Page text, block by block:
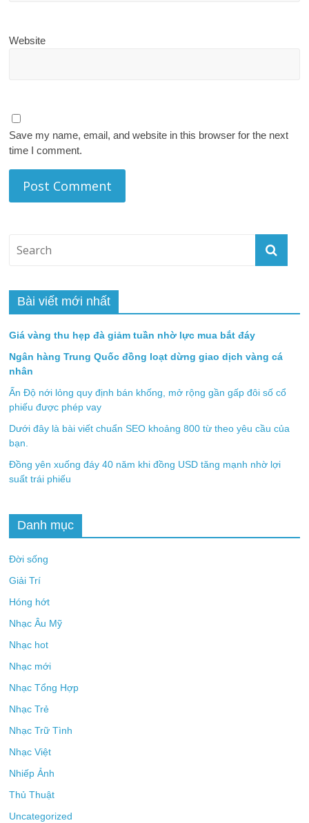
Website
Save my name, email, and website in this browser for the next
time I comment.
Bài viết mới nhất
Giá vàng thu hẹp đà giảm tuần nhờ lực mua bắt đáy
Ngân hàng Trung Quốc đồng loạt dừng giao dịch vàng cá
nhân
Ấn Độ nới lỏng quy định bán khống, mở rộng gần gấp đôi số cổ
phiếu được phép vay
Dưới đây là bài viết chuẩn SEO khoảng 800 từ theo yêu cầu của
bạn.
Đồng yên xuống đáy 40 năm khi đồng USD tăng mạnh nhờ lợi
suất trái phiếu
Danh mục
Đời sống
Giải Trí
Hóng hớt
Nhạc Âu Mỹ
Nhạc hot
Nhạc mới
Nhạc Tổng Hợp
Nhạc Trẻ
Nhạc Trữ Tình
Nhạc Việt
Nhiếp Ảnh
Thủ Thuật
Uncategorized